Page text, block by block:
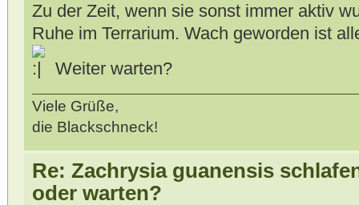
Zu der Zeit, wenn sie sonst immer aktiv
Ruhe im Terrarium. Wach geworden ist
Weiter warten?
Viele Grüße,
die Blackschneck!
Re: Zachrysia guanensis
oder warten?